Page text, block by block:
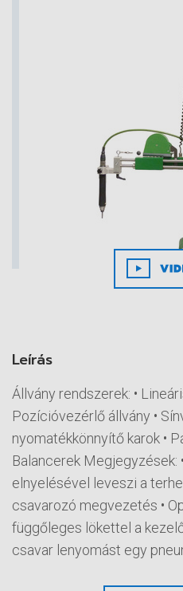
Leírás
Állvány rendszerek: •
Pozícióvezérlő állvány •
nyomatékkönnyítő karok •
Balancerek Megjegyzések:
elnyelésével leveszi a
csavarozó megvezetés •
függőleges lökettel a
csavar lenyomást egy